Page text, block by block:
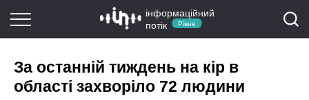
інформаційний
потік
Рівне
За останній тиждень на кір в
області захворіло 72 людини